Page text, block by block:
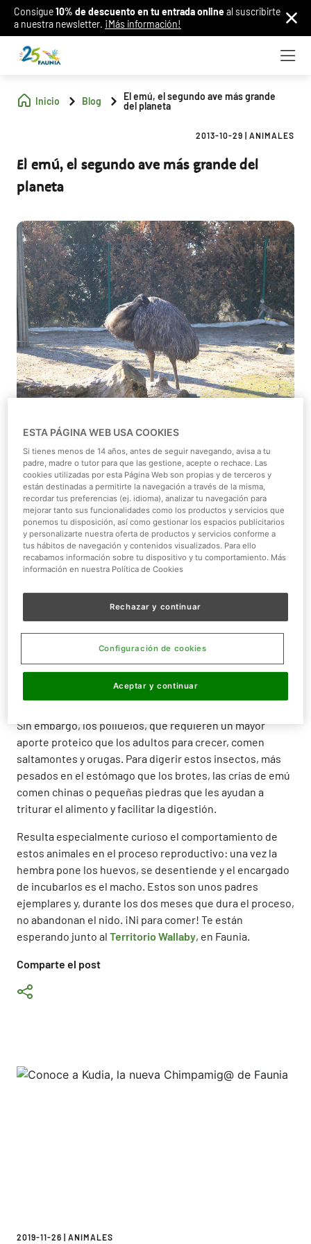
Consigue10% de descuento en tu entrada onlineal suscribirte
a nuestra newsletter. ¡Más información!
Inicio Blog
El emú, el segundo ave más grande
del planeta
2013-10-29 ANIMALES
El emú, el segundo ave más grande del
planeta
Comparte el post
Bípedo, con poderosas patas, cerca de dos metros de
altura, 60 kilogramos de peso... Podría parecer que
hablamos de un ser del jurásico, y sin embargo está vivito
y coleando en Faunia: se trata delemú, una de las aves
más grande del planeta. ¿Quieres saber más sobre ella?
Ahí van algunas curiosidades.
De color gris casi uniforme, y apenas diferenciación entre
macho y hembra, el emú es la segunda ave de mayor
ésta, este ovíparo se ha adaptado a la vida terrestre
desarrollando unas poderosas patas que le permiten
desplazarse rápidamente por el suelo. Sin embargo, son
incapaces de levantar el vuelo. ¡No las busques por el
cielo!
Su alimentación se basa única y exclusivamente de
Sin embargo, los polluelos, que requieren un mayor
aporte proteico que los adultos para crecer, comen
saltamontes y orugas. Para digerir estos insectos, más
pesados en el estómago que los brotes, las crías de emú
comen chinas o pequeñas piedras que les ayudan a
triturar el alimento y facilitar la digestión.
Resulta especialmente curioso el comportamiento de
estos animales en el proceso reproductivo: una vez la
hembra pone los huevos, se desentiende y el encargado
de incubarlos es el macho. Estos son unos padres
ejemplares y, durante los dos meses que dura el proceso,
no abandonan el nido. ¡Ni para comer! Te están
esperando junto al Territorio Wallaby, en Faunia.
2019-11-26 | ANIMALES
ESTA PÁGINA WEB USA COOKIES
Si tienes menos de 14 años, antes de seguir navegando, avisa a tu
padre, madre o tutor para que las gestione, acepte o rechace. Las
cookies utilizadas por esta Página Web son propias y de terceros y
están destinadas a permitirte la navegación a través de la misma,
recordar tus preferencias (ej. idioma), analizar tu navegación para
mejorar tanto sus funcionalidades como los productos y servicios que
ponemos tu disposición, así como gestionar los espacios publicitarios
y personalizarte nuestra oferta de productos y servicios conforme a
tus hábitos de navegación y contenidos visualizados. Para ello
recabamos información sobre tu dispositivo y tu comportamiento. Más
información en nuestra Política de Cookies
Rechazar y continuar
Aceptar y continuar
Configuración de cookies